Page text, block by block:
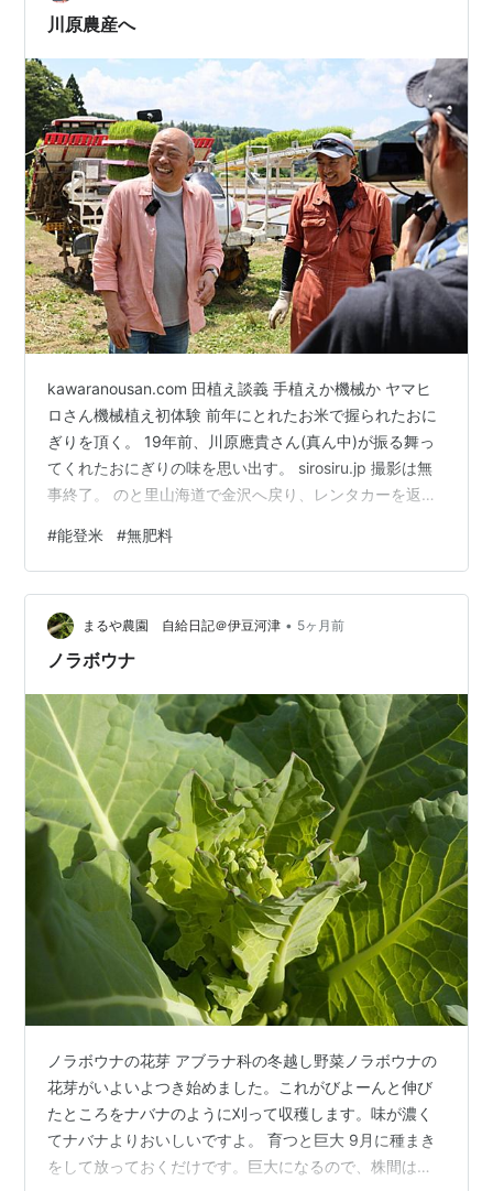
川原農産へ
kawaranousan.com 田植え談義 手植えか機械か ヤマヒ
ロさん機械植え初体験 前年にとれたお米で握られたおに
ぎりを頂く。 19年前、川原應貴さん(真ん中)が振る舞っ
てくれたおにぎりの味を思い出す。 sirosiru.jp 撮影は無
事終了。 のと里山海道で金沢へ戻り、レンタカーを返
ォーポイントフレックス by シェラトン金沢にチェックイ
ン 石川県ランキング
#能登米 #無肥料
まるや農園 自給日記＠伊豆河津 • 5ヶ月前
ノラボウナ
ノラボウナの花芽 アブラナ科の冬越し野菜ノラボウナの
花芽がいよいよつき始めました。これがびよーんと伸び
たところをナバナのように刈って収穫します。味が濃く
てナバナよりおいしいですよ。 育つと巨大 9月に種まき
をして放っておくだけです。巨大になるので、株間は４